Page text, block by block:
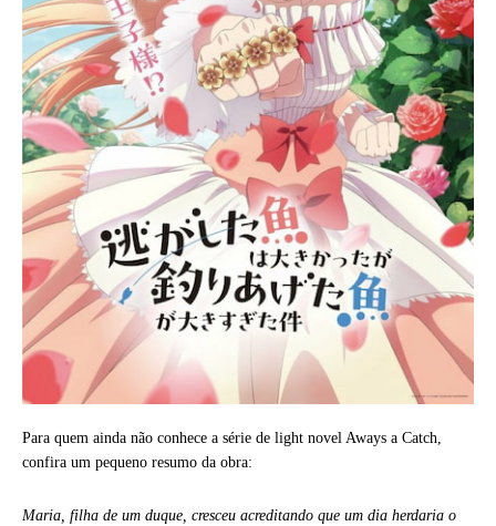
Para quem ainda não conhece a série de light novel Aways a Catch,
confira um pequeno resumo da obra:
Maria, filha de um duque, cresceu acreditando que um dia herdaria o